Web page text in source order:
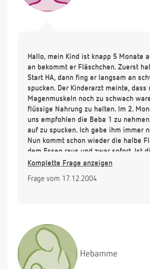
Hallo, mein Kind ist knapp 5 Monate
an bekommt er Fläschchen. Zuerst
Start HA, dann fing er langsam an
spucken. Der Kinderarzt meinte, dass
Magenmuskeln noch zu schwach
flüssige Nahrung zu halten. Im 2.
uns empfohlen die Beba 1 zu
auf zu spucken. Ich gebe ihm immer
Nun kommt schon wieder die halbe
dem Essen raus und zwar sofort. Ist
jetzt auch zu dünn für ihn? Muss ich
Komplette Frage anzeigen
Frage vom 17.12.2004
Hebamme